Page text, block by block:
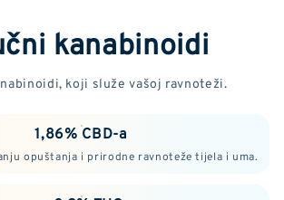
kanabinoidi
koji služe vašoj ravnoteži.
1,86% CBD-a
opuštanja i prirodne ravnoteže tijela i uma.